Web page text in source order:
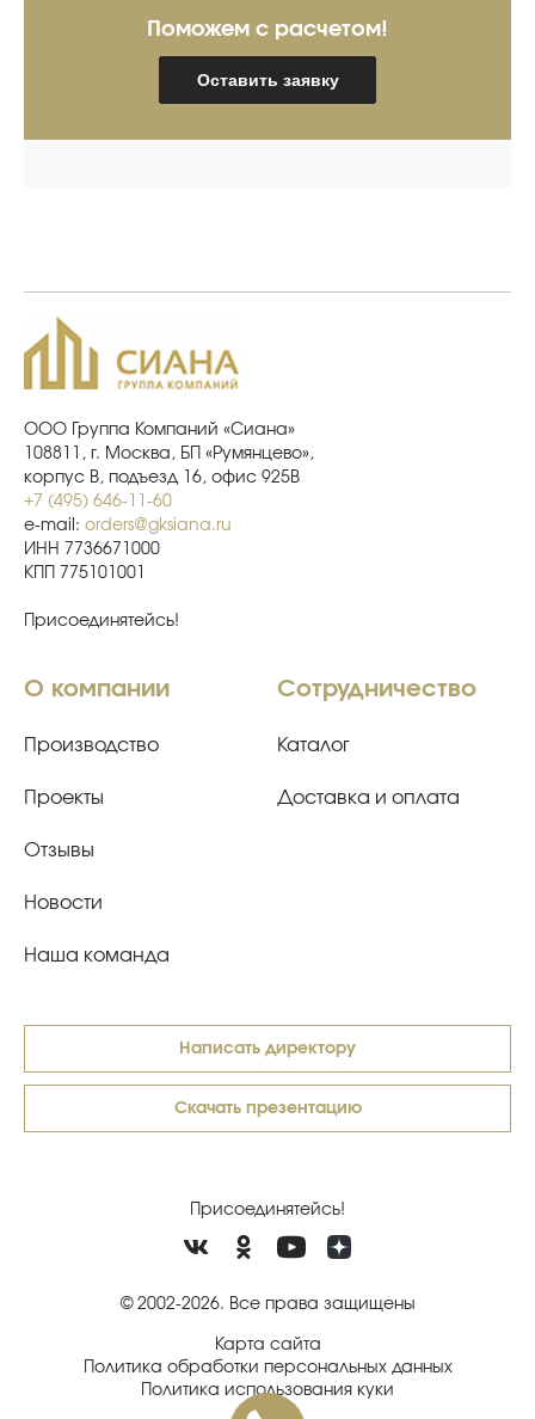
Поможем с расчетом!
Оставить заявку
ООО Группа Компаний «Сиана»
108811, г. Москва, БП «Румянцево»,
корпус В, подъезд 16, офис 925В
+7 (495) 646-11-60
e-mail: orders@gksiana.ru
ИНН 7736671000
КПП 775101001
Присоединятейсь!
О компании
Производство
Проекты
Отзывы
Новости
Наша команда
Сотрудничество
Каталог
Доставка и оплата
Написать директору
Скачать презентацию
Присоединятейсь!
© 2002-2026. Все права защищены
Карта сайта
Политика обработки персональных данных
Политика использования куки